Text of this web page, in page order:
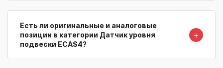
Есть ли оригинальные и аналоговые
позиции в категории Датчик уровня
подвески ECAS4?
＋